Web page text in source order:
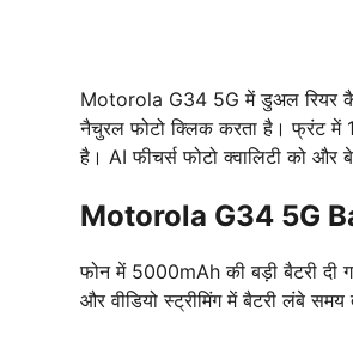
Motorola G34 5G में डुअल रियर
नैचुरल फोटो क्लिक करता है। फ्रंट में
है। AI फीचर्स फोटो क्वालिटी को और
Motorola G34 5G
फोन में 5000mAh की बड़ी बैटरी दी
और वीडियो स्ट्रीमिंग में बैटरी लंबे